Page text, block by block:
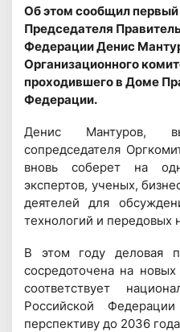
Об этом сообщил первый
Председателя
Федерации Денис
Организационного
проходившего в Доме
Федерации.
Денис Мантуров,
сопредседателя
вновь соберет на
экспертов, ученых,
деятелей для
технологий и передовых
В этом году деловая
сосредоточена на
соответствует
Российской
перспективу до 2036